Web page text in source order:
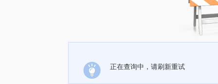
正在查询中，请刷新重试